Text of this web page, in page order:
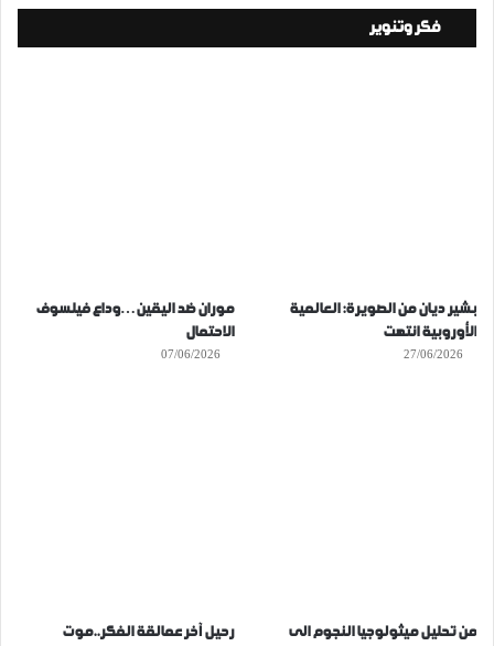
فكر وتنوير
بشير ديان من الصويرة: العالمية
الأوروبية انتهت
27/06/2026
موران ضد اليقين…وداع فيلسوف
الاحتمال
07/06/2026
من تحليل ميثولوجيا النجوم الى
رحيل آخر عمالقة الفكر..موت